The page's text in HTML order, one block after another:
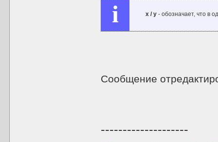
i x / y- обозначает, что в
Сообщение
--------------------